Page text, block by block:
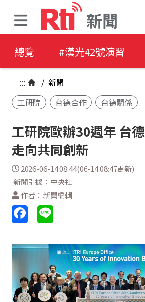
新聞
總覽 #漢光42號演習
::: / 新聞
工研院
台德合作 台德關係
工研院歐辦30週年 台
走向共同創新
2026-06-14 08:44(06-14 08:47更新)
新聞引據：中央社
作者：新聞編輯